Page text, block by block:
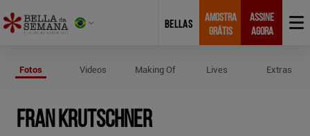
BELLAS
AMOSTRA
GRÁTIS
ASSINE
AGORA
Fotos Videos Making Of Lives Extras
FRAN KRUTSCHNER